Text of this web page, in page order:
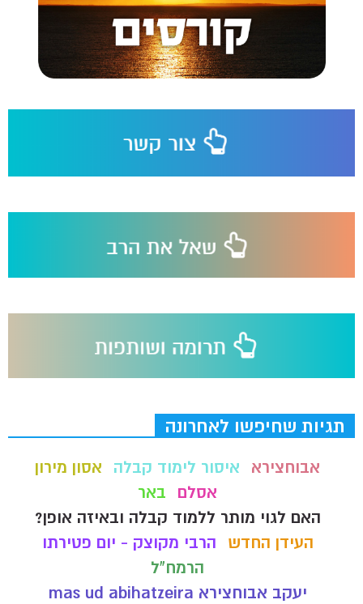
תגיות שחיפשו לאחרונה
אבוחצירא איסור לימוד קבלה
אסון מירון
אסלם
באר
האם לגוי מותר ללמוד קבלה ובאיזה אופן?
העידן החדש
הרבי מקוצק - יום פטירתו
הרמח"ל
יעקב אבוחצירא mas ud abihatzeira